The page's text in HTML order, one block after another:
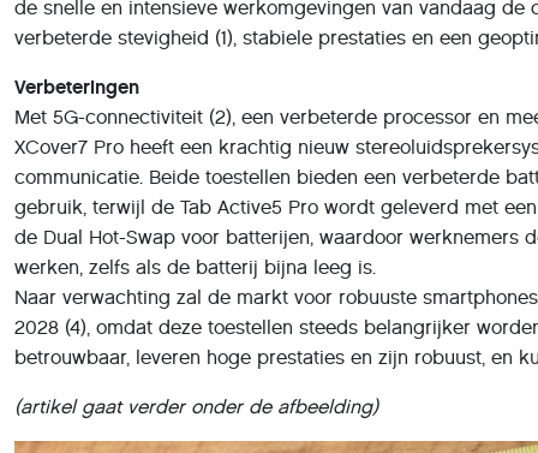
de snelle en intensieve werkomgevingen van vandaag
verbeterde stevigheid (1), stabiele prestaties en een
Verbeteringen
Met 5G-connectiviteit (2), een verbeterde processor en
XCover7 Pro heeft een krachtig nieuw
communicatie. Beide toestellen bieden een verbeterde
gebruik, terwijl de Tab Active5 Pro wordt geleverd met
de Dual Hot-Swap voor batterijen, waardoor werknemers
werken, zelfs als de batterij bijna leeg is.
Naar verwachting zal de markt voor robuuste
2028 (4), omdat deze toestellen steeds belangrijker
betrouwbaar, leveren hoge prestaties en zijn robuust, en
(artikel gaat verder onder de afbeelding)